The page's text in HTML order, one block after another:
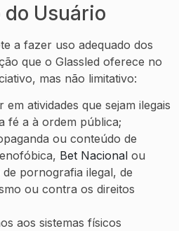
Usuário
a fazer uso adequado dos
que o Glassled oferece no
mas não limitativo:
atividades que sejam ilegais
fé a à ordem pública;
ou conteúdo de
Bet Nacional ou
pornografia ilegal, de
ou contra os direitos
aos sistemas físicos